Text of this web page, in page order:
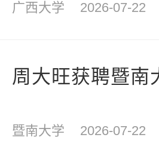
广西大学 2026-07-22
周大旺获聘暨南
暨南大学 2026-07-22